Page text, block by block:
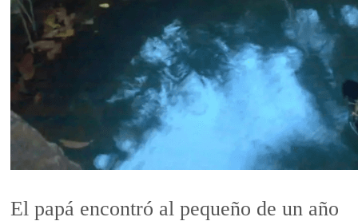
El papá encontró al pequeño de un año